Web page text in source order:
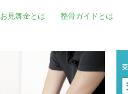
お見舞金とは 整骨ガイドとは